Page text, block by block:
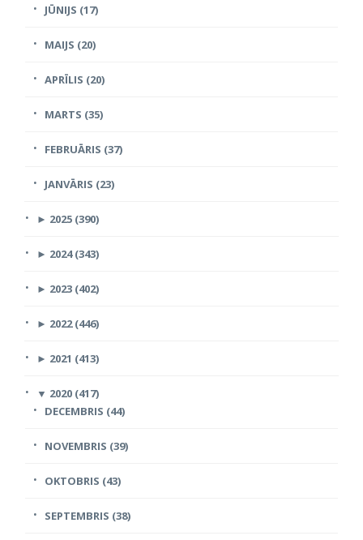
JŪNIJS (17)
MAIJS (20)
APRĪLIS (20)
MARTS (35)
FEBRUĀRIS (37)
JANVĀRIS (23)
► 2025 (390)
► 2024 (343)
► 2023 (402)
► 2022 (446)
► 2021 (413)
▼ 2020 (417)
DECEMBRIS (44)
NOVEMBRIS (39)
OKTOBRIS (43)
SEPTEMBRIS (38)